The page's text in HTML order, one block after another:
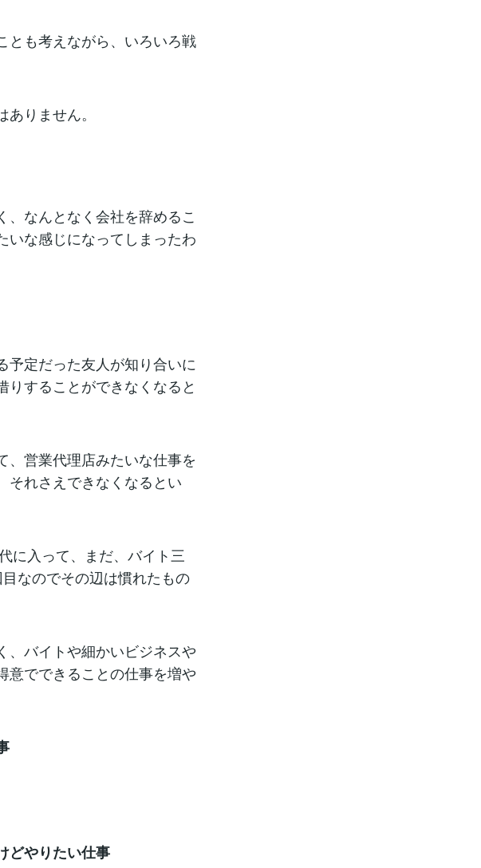
とも考えながら、いろいろ戦
りません。
なんとなく会社を辞めるこ
いな感じになってしまったわ
予定だった友人が知り合いに
することができなくなると
、営業代理店みたいな仕事を
それさえできなくなるとい
に入って、まだ、バイト三
なのでその辺は慣れたもの
、バイトや細かいビジネスや
意でできることの仕事を増や
どやりたい仕事